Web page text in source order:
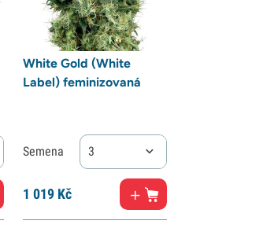
White Gold (White
Label) feminizovaná
Semena 3
1 019 Kč